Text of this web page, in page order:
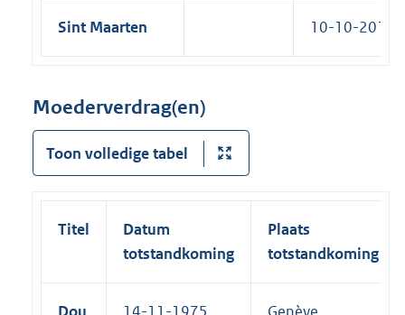
Sint Maarten 10-10-2010
Moederverdrag(en)
Toon volledige tabel
Titel
Datum
totstandkoming
Plaats
totstandkoming
Dou
14-11-1975 Genève